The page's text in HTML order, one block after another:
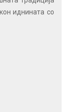
иднината со